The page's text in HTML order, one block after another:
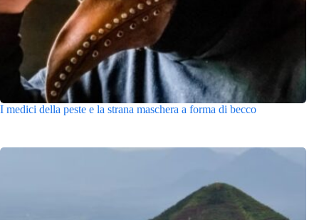
I medici della peste e la strana maschera a forma di becco